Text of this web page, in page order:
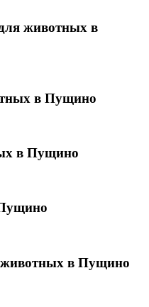
животных в
в Пущино
в Пущино
животных в Пущино